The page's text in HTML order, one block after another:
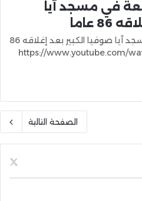
في مسجد آيا
عاما
لأول مرة صلاة الجمعة في مسجد آيا صوفيا الكبير بعد إغلاقه 86
الصفحة التالية